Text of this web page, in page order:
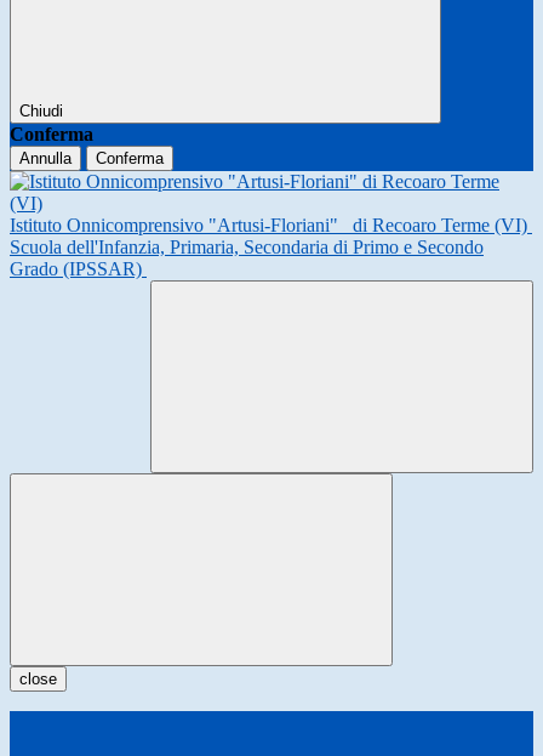
Chiudi
Conferma
Annulla Conferma
Istituto Onnicomprensivo "Artusi-Floriani"
di Recoaro Terme (VI)
Scuola dell'Infanzia, Primaria, Secondaria di Primo e Secondo
Grado (IPSSAR)
close